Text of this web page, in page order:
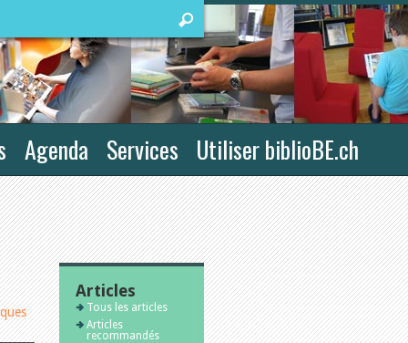
Agenda Services Utiliser biblioBE.ch
Articles
Tous les articles
Articles
recommandés